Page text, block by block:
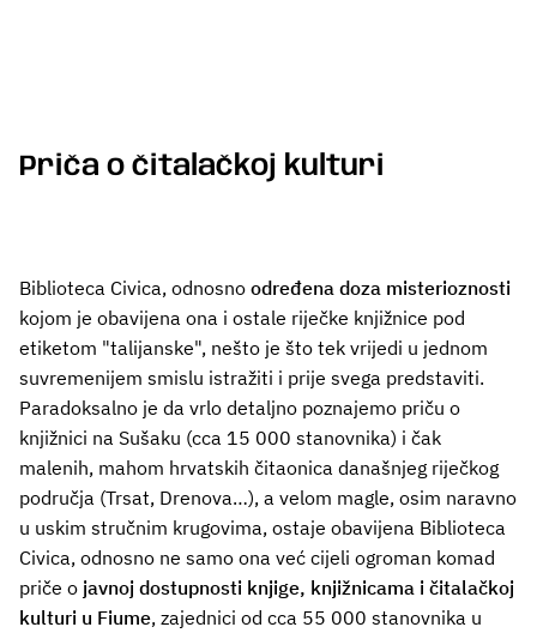
Priča o čitalačkoj kulturi
Biblioteca Civica, odnosno određena doza misterioznosti
kojom je obavijena ona i ostale riječke knjižnice pod
etiketom "talijanske", nešto je što tek vrijedi u jednom
suvremenijem smislu istražiti i prije svega predstaviti.
Paradoksalno je da vrlo detaljno poznajemo priču o
knjižnici na Sušaku (cca 15 000 stanovnika) i čak
malenih, mahom hrvatskih čitaonica današnjeg riječkog
područja (Trsat, Drenova…), a velom magle, osim naravno
u uskim stručnim krugovima, ostaje obavijena Biblioteca
Civica, odnosno ne samo ona već cijeli ogroman komad
priče o javnoj dostupnosti knjige, knjižnicama i čitalačkoj
kulturi u Fiume, zajednici od cca 55 000 stanovnika u